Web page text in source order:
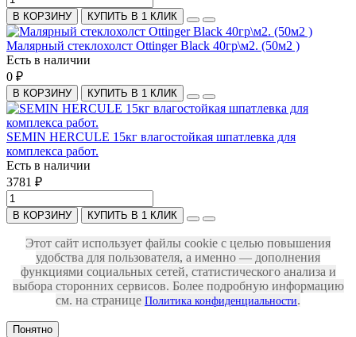
В КОРЗИНУ КУПИТЬ В 1 КЛИК
Малярный стеклохолст Ottinger Black 40гр\м2. (50м2 )
Есть в наличии
0 ₽
В КОРЗИНУ КУПИТЬ В 1 КЛИК
SEMIN HERCULE 15кг влагостойкая шпатлевка для
комплекса работ.
Есть в наличии
3781 ₽
В КОРЗИНУ КУПИТЬ В 1 КЛИК
Этот сайт использует файлы cookie с целью повышения
удобства для пользователя, а именно — дополнения
функциями социальных сетей, статистического анализа и
выбора сторонних сервисов. Более подробную информацию
см. на странице Политика конфиденциальности.
Понятно